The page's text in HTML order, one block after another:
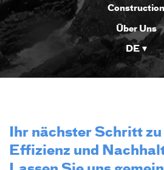
Construction
Über Uns
DE
Ihr nächster Schritt
Effizienz und